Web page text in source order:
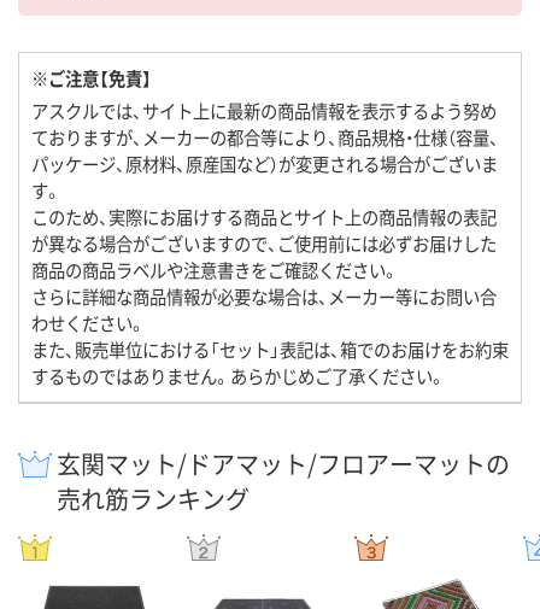
※ご注意【免責】
アスクルでは、サイト上に最新の商品情報を表示するよう努め
ておりますが、メーカーの都合等により、商品規格・仕様（容量、
パッケージ、原材料、原産国など）が変更される場合がございま
す。
このため、実際にお届けする商品とサイト上の商品情報の表記
が異なる場合がございますので、ご使用前には必ずお届けした
商品の商品ラベルや注意書きをご確認ください。
さらに詳細な商品情報が必要な場合は、メーカー等にお問い合
わせください。
また、販売単位における「セット」表記は、箱でのお届けをお約束
するものではありません。あらかじめご了承ください。
玄関マット/ドアマット/フロアーマットの
売れ筋ランキング